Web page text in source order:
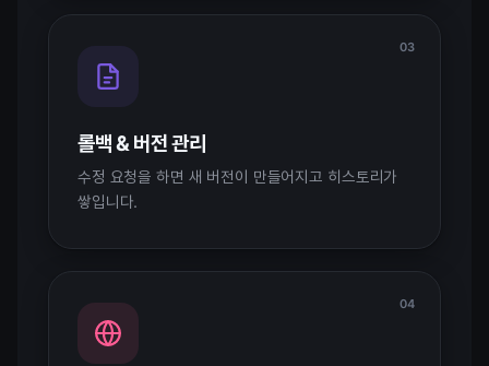
03
롤백 & 버전 관리
수정 요청을 하면 새 버전이 만들어지고 히스토리가
쌓입니다.
04